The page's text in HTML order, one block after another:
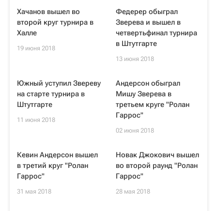
Хачанов вышел во
второй круг турнира в
Халле
19 июня 2018
Федерер обыграл
Зверева и вышел в
четвертьфинал турнира
в Штутгарте
13 июня 2018
Южный уступил Звереву
на старте турнира в
Штутгарте
11 июня 2018
Андерсон обыграл
Мишу Зверева в
третьем круге "Ролан
Гаррос"
02 июня 2018
Кевин Андерсон вышел
в третий круг "Ролан
Гаррос"
31 мая 2018
Новак Джокович вышел
во второй раунд "Ролан
Гаррос"
28 мая 2018